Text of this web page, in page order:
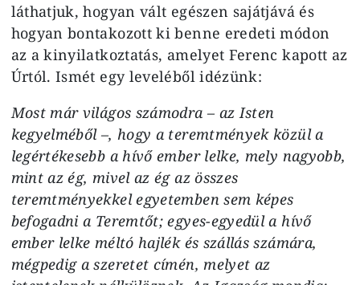
láthatjuk, hogyan vált egészen sajátjává és
hogyan bontakozott ki benne eredeti módon
az a kinyilatkoztatás, amelyet Ferenc kapott az
Úrtól. Ismét egy leveléből idézünk:
Most már világos számodra – az Isten
kegyelméből –, hogy a teremtmények közül a
legértékesebb a hívő ember lelke, mely nagyobb,
mint az ég, mivel az ég az összes
teremtményekkel egyetemben sem képes
befogadni a Teremtőt; egyes-egyedül a hívő
ember lelke méltó hajlék és szállás számára,
mégpedig a szeretet címén, melyet az